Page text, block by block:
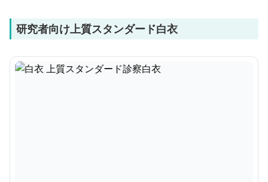
研究者向け上質スタンダード白衣